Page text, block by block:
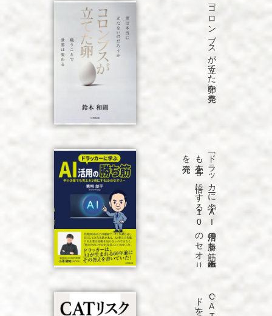
「コロンブスが立てた卵」を発売
「ド
ラ
ッ
カ
ーに
学ぶ
A
I
活用の
勝ち
筋
中小企業で
も
売上を
5
倍に
す
る
1
0
の
セ
オ
リ
ー」
を
発売
発売